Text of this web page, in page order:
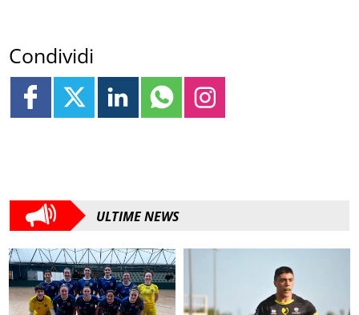
Condividi
ULTIME NEWS